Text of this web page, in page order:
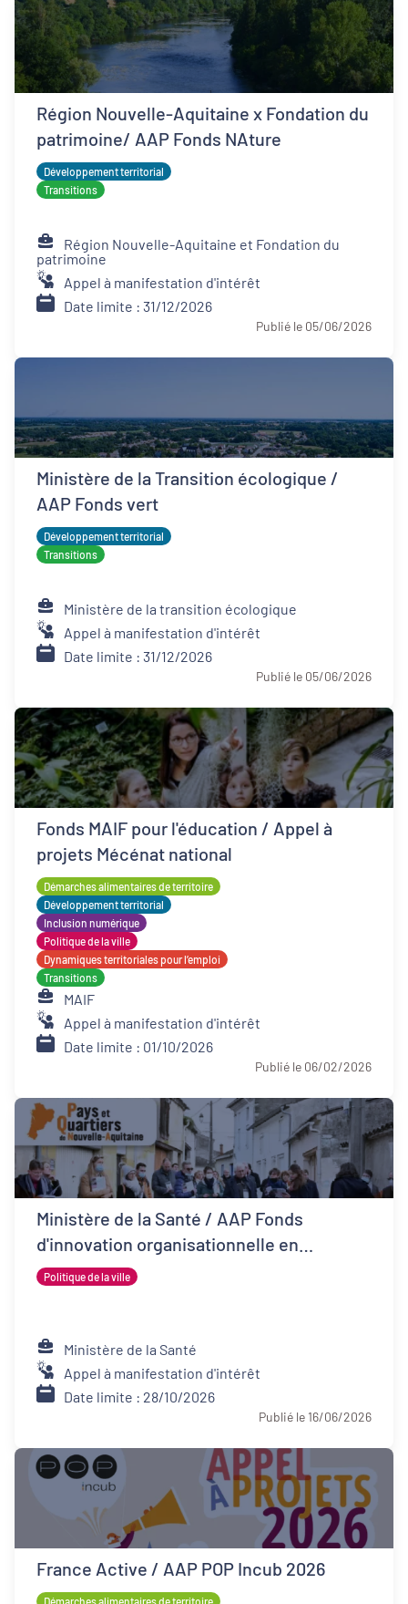
Région Nouvelle-Aquitaine x Fondation du
patrimoine/ AAP Fonds NAture
Développement territorial
Transitions
Région Nouvelle-Aquitaine et Fondation du
patrimoine
Appel à manifestation d'intérêt
Date limite : 31/12/2026
Publié le 05/06/2026
Ministère de la Transition écologique /
AAP Fonds vert
Développement territorial
Transitions
Ministère de la transition écologique
Appel à manifestation d'intérêt
Date limite : 31/12/2026
Publié le 05/06/2026
Fonds MAIF pour l'éducation / Appel à
projets Mécénat national
Démarches alimentaires de territoire
Développement territorial
Inclusion numérique
Politique de la ville
Dynamiques territoriales pour l’emploi
Transitions
MAIF
Appel à manifestation d'intérêt
Date limite : 01/10/2026
Publié le 06/02/2026
Ministère de la Santé / AAP Fonds
d'innovation organisationnelle en
psychiatrie (FIOP)
Politique de la ville
Ministère de la Santé
Appel à manifestation d'intérêt
Date limite : 28/10/2026
Publié le 16/06/2026
France Active / AAP POP Incub 2026
Démarches alimentaires de territoire